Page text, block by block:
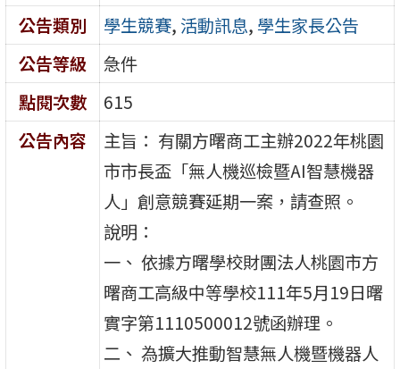
公告類別
學生競賽, 活動訊息, 學生家長公告
公告等級
急件
點閱次數
615
公告內容
主旨： 有關方曙商工主辦2022年桃園
市市長盃「無人機巡檢暨AI智慧機器
人」創意競賽延期一案，請查照。
說明：
一、 依據方曙學校財團法人桃園市方
曙商工高級中等學校111年5月19日曙
實字第1110500012號函辦理。
二、 為擴大推動智慧無人機暨機器人